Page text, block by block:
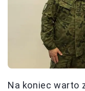
Na koniec warto